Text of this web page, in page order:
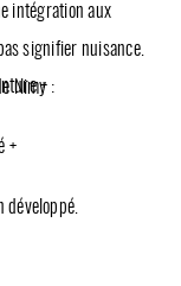
intégration aux
signifier nuisance.
Nimy :
+
+